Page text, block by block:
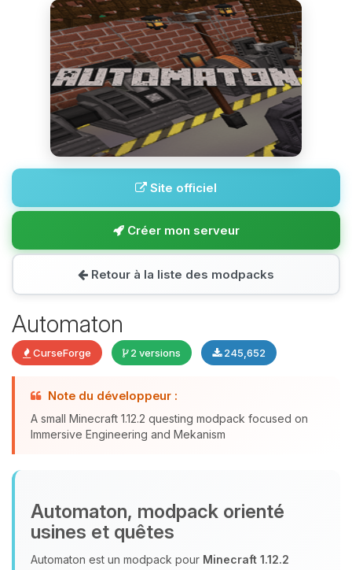
Site officiel
Créer mon serveur
Retour à la liste des modpacks
Automaton
CurseForge 2 versions 245,652
Note du développeur :
A small Minecraft 1.12.2 questing modpack focused on
Immersive Engineering and Mekanism
Automaton, modpack orienté
usines et quêtes
Automaton est un modpack pour Minecraft 1.12.2
Youpi, enfin quelqu’un pour me
parler ! Moi c’est Choupy, ton petit
assistant BoxToPlay. Dis-moi ce dont